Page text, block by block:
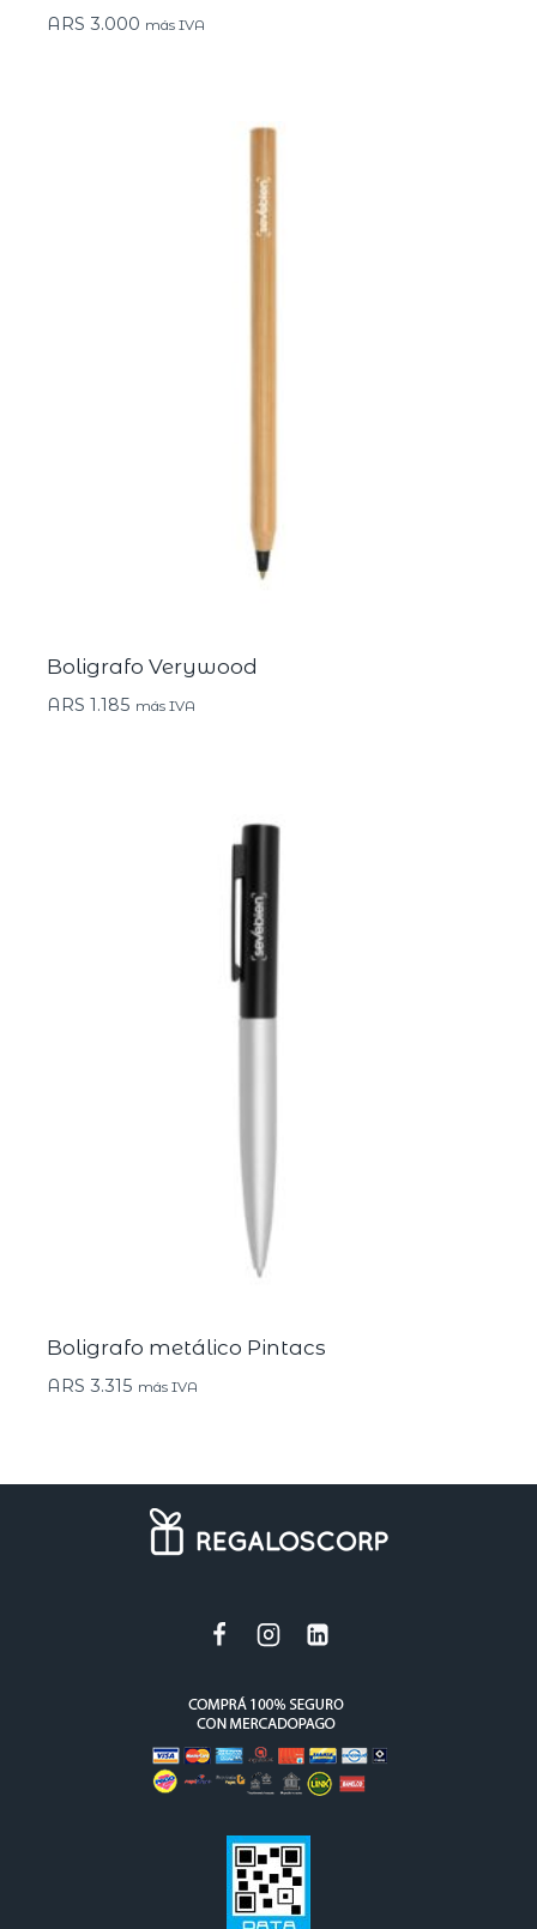
ARS 3.000 más IVA
Boligrafo Verywood
ARS 1.185 más IVA
Boligrafo metálico Pintacs
ARS 3.315 más IVA